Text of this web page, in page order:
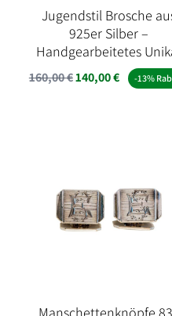
Jugendstil Brosche
925er Silber –
Handgearbeitetes
160,00€Ursprünglicher
140,00€Aktueller
-13%
Manschettenknöpfe